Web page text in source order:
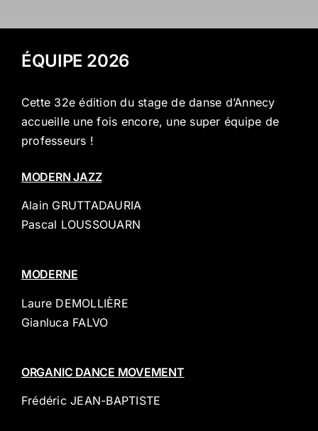
ÉQUIPE 2026
Cette 32e édition du stage de danse d’Annecy
accueille une fois encore, une super équipe de
professeurs !
MODERN JAZZ
Alain GRUTTADAURIA
Pascal LOUSSOUARN
MODERNE
Laure DEMOLLIÈRE
Gianluca FALVO
ORGANIC DANCE MOVEMENT
Frédéric JEAN-BAPTISTE